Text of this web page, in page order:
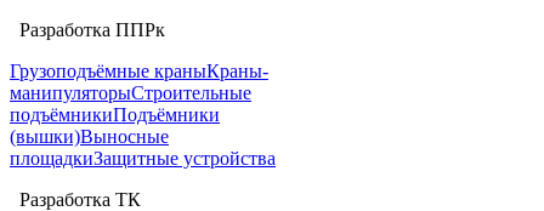
Разработка ППРк
Грузоподъёмные краныКраны-
манипуляторыСтроительные
подъёмникиПодъёмники
(вышки)Выносные
площадкиЗащитные устройства
Разработка ТК